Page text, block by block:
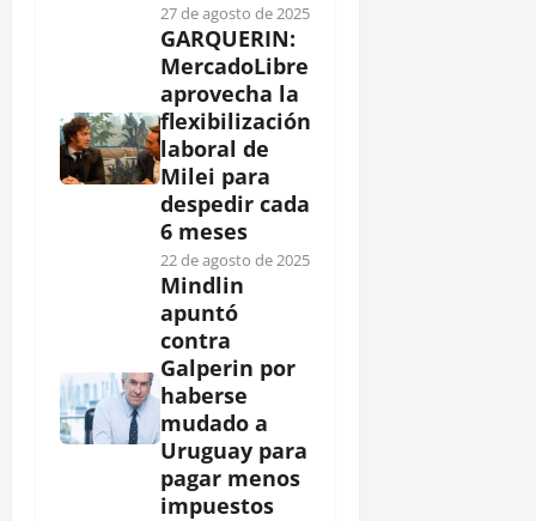
27 de agosto de 2025
GARQUERIN:
MercadoLibre
aprovecha la
flexibilización
laboral de
Milei para
despedir cada
6 meses
22 de agosto de 2025
Mindlin
apuntó
contra
Galperin por
haberse
mudado a
Uruguay para
pagar menos
impuestos